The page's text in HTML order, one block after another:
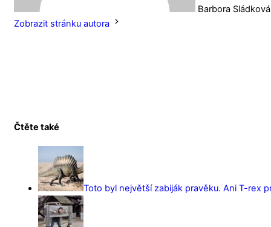
Barbora Sládková
Zobrazit stránku autora
Čtěte také
Toto byl největší zabiják pravěku. Ani T-rex